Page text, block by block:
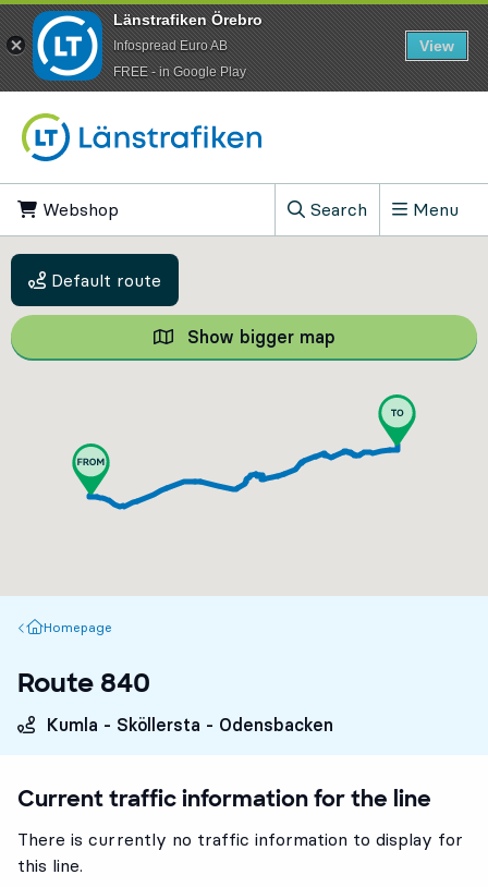
Webshop
Search
, Show search field
Menu
Default route
Show bigger map Show bigger
Homepage
Homepage
Route 840
Kumla - Sköllersta - Odensbacken
Current traffic information for the line
There is currently no traffic information to display for
this line.
Länstrafiken Örebro
Infospread Euro AB
​FREE - in Google Play
View